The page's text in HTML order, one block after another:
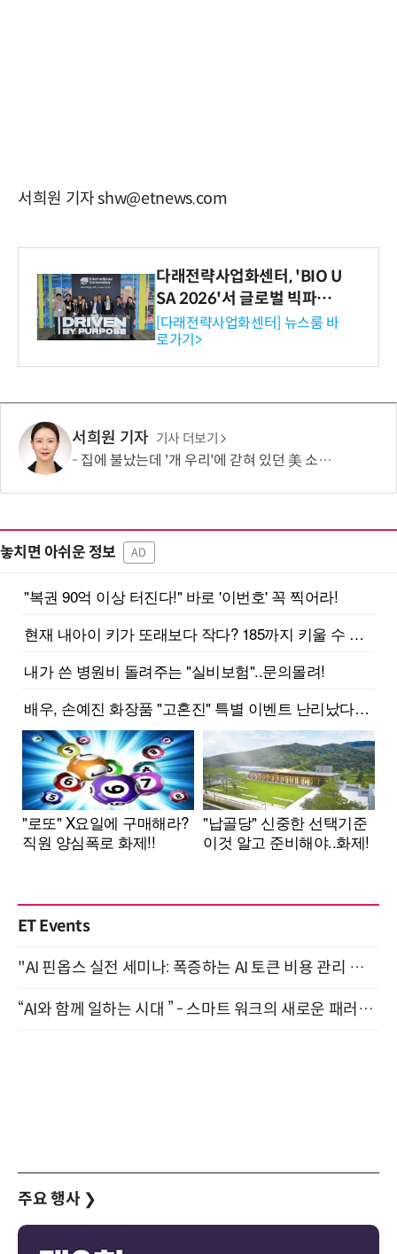
서희원 기자 shw@etnews.com
다래전략사업화센터, 'BIO U
SA 2026'서 글로벌 빅파마
와의 비즈니스 미팅 지원…K
-바이오 해외 진출 교두보 확
보
[다래전략사업화센터] 뉴스룸 바
로가기>
서희원 기자 기사 더보기
집에 불났는데 '개 우리'에 갇혀 있던 美 소년…“아이가 스스로 들어갔다?”
놓치면 아쉬운 정보 AD
ET Events
"AI 핀옵스 실전 세미나: 폭증하는 AI 토큰 비용 관리 전략" 8월 21일 개최
“AI와 함께 일하는 시대 ” - 스마트 워크의 새로운 패러다임 (9/11)
주요 행사 ❯